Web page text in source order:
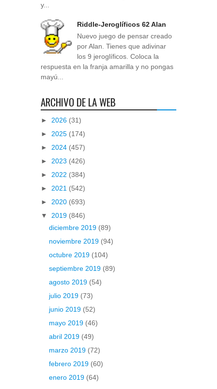
y...
Riddle-Jeroglíficos 62 Alan
Nuevo juego de pensar creado
por Alan. Tienes que adivinar
los 9 jeroglíficos. Coloca la
respuesta en la franja amarilla y no pongas
mayú...
ARCHIVO DE LA WEB
► 2026 (31)
► 2025 (174)
► 2024 (457)
► 2023 (426)
► 2022 (384)
► 2021 (542)
► 2020 (693)
▼ 2019 (846)
diciembre 2019 (89)
noviembre 2019 (94)
octubre 2019 (104)
septiembre 2019 (89)
agosto 2019 (54)
julio 2019 (73)
junio 2019 (52)
mayo 2019 (46)
abril 2019 (49)
marzo 2019 (72)
febrero 2019 (60)
enero 2019 (64)